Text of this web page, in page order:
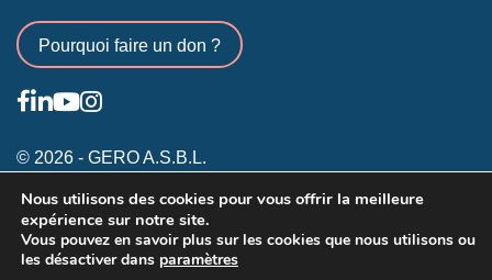
Pourquoi faire un don ?
© 2026 - GERO A.S.B.L.
Conditions générales
Inscription membres existants
Annonceurs
Nous utilisons des cookies pour vous offrir la meilleure
expérience sur notre site.
Vous pouvez en savoir plus sur les cookies que nous utilisons ou
les désactiver dans paramètres